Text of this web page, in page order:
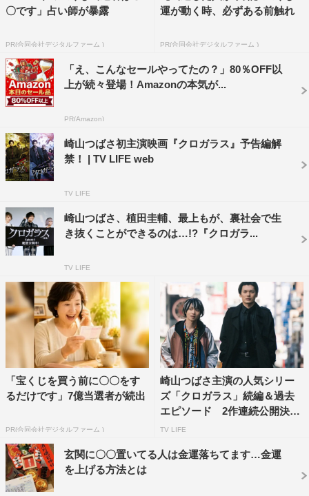
http://www.cinemart.co.jp/theater/shinjuku/
（東京都新宿区新宿3丁目13番3号新宿文化ビル6F・7F）
＜詳細＞
4月5日（金）21：30の回、4月6日（土）21：35の回、4
月7日（日）21：00の回、4月8日（月）21：15の回、4月
10日（水）21：15の回、4月11日（木）21：00の回
http://www.cinemart.co.jp/theater/shinsaibashi/
（大阪府大阪市中央区西心斎橋1-6-14ビッグステップビル
4階）
4月10日（水）まで上映延長 ※4月8日（月）休映
映画『クロガラス2』
絶賛公開中
劇場：シネマート新宿、シネマート心斎橋
出演：崎山つばさ、植田圭輔、最上もが
浅川梨奈、栗林藍希、松林慎司／菅田俊
監督：小南敏也
主題歌：崎山つばさ「Re:quest」
〇です」占い師が暴露
PR(合同会社デジタルファーム )
運が動く時、必ずある前触れ
PR(合同会社デジタルファーム )
「え、こんなセールやってたの？」80％OFF以
上が続々登場！Amazonの本気が...
PR(Amazon)
崎山つばさ初主演映画『クロガラス』予告編解
禁！ | TV LIFE web
TV LIFE
崎山つばさ、植田圭輔、最上もが、裏社会で生
き抜くことができるのは…!?『クロガラ...
TV LIFE
「宝くじを買う前に〇〇をす
るだけです」7億当選者が続出
PR(合同会社デジタルファーム )
崎山つばさ主演の人気シリー
ズ「クロガラス」続編＆過去
エピソード 2作連続公開決
定...
TV LIFE
玄関に〇〇置いてる人は金運落ちてます…金運
を上げる方法とは